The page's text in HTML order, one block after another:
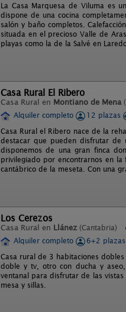
La Casa Marquesa de Viluma es
dispone de una cocina
salón y baño completos.
situada en el precioso Valle de
playas como la de la Salvé en
Casa Rural El Ribero
Casa Rural en Montiano de Mena
Alquiler completo
12 plazas
Casa Rural el Ribero nace de la
destacar que pueden disfrutar
disponemos de una gran finca
privilegiado por encontrarnos en
cantábrico de la meseta. Con una
Los Cerezos
Casa Rural en Llánez (Cantabria)
Alquiler completo
6+2 plazas
Casa rural de 3 habitaciones
doble y tv, otro con ducha y
ventanal para disfrutar de las
mesa y sillas.